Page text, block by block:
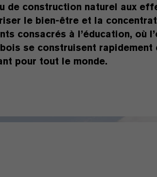
de construction naturel aux
le bien-être et la
consacrés à l’éducation, où
se construisent rapidement
pour tout le monde.